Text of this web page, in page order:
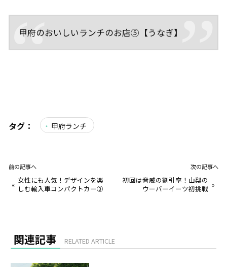
甲府のおいしいランチのお店⑤【うなぎ】
タグ： 甲府ランチ
前の記事へ
« 女性にも人気！デザインを楽
しむ輸入車コンパクトカー③
次の記事へ
初回は脅威の割引率！山梨の
ウーバーイーツ初挑戦 »
関連記事 RELATED ARTICLE